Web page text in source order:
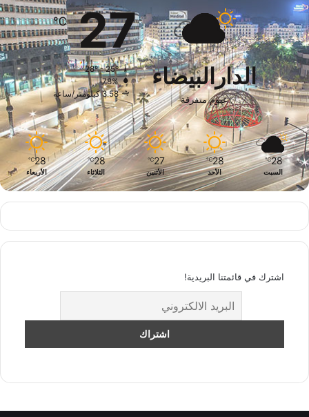
الدارالبيضاء
غيوم متفرقة
27
℃
28º - 25º
78%
3.58 كيلومتر/ساعة
28
℃
السبت
28
℃
الأحد
27
℃
الأثنين
28
℃
الثلاثاء
28
℃
الأربعاء
اشترك في قائمتنا البريدية!